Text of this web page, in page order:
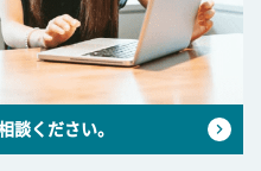
談ください。